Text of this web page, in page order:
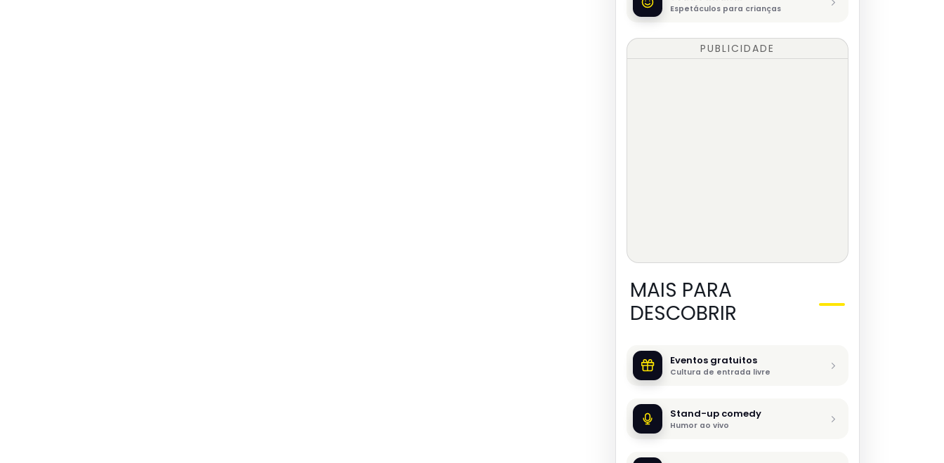
Espetáculos para crianças
PUBLICIDADE
MAIS PARA
DESCOBRIR
Eventos gratuitos
Cultura de entrada livre
Stand-up comedy
Humor ao vivo